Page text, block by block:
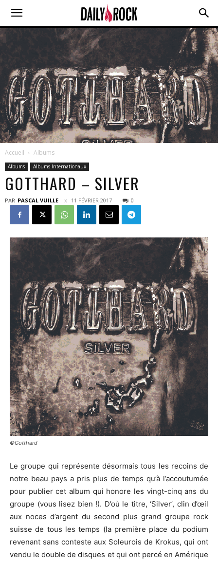
Accueil Albums
Albums Albums Internationaux
GOTTHARD – SILVER
PAR PASCAL VUILLE 11 FÉVRIER 2017 0
©Gotthard
Le groupe qui représente désormais tous les recoins de
notre beau pays a pris plus de temps qu’à l’accoutumée
pour publier cet album qui honore les vingt-cinq ans du
groupe (vous lisez bien !). D’où le titre, ‘Silver’, clin d’œil
aux noces d’argent du second plus grand groupe rock
suisse de tous les temps (la première place du podium
revenant sans conteste aux Soleurois de Krokus, qui ont
vendu le double de disques et qui ont percé en Amérique